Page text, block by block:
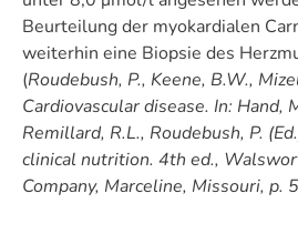
Beurteilung der myokardialen
weiterhin eine Biopsie des
(Roudebush, P., Keene, B.W.,
Cardiovascular disease. In: Hand,
Remillard, R.L., Roudebush, P.
clinical nutrition. 4th ed.,
Company, Marceline, Missouri, p.